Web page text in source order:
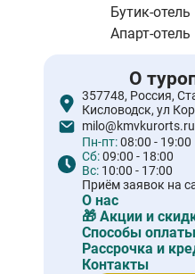
Бутик-отель
Апарт-отель
О
357748, Россия,
Кисловодск, ул
milo@kmvkurorts.ru
Пн-пт:08:00 - 19:00
Сб:09:00 - 18:00
Вс: 10:00 - 17:00
Приём заявок на
О нас
🎁 Акции и
Способы оплаты
Рассрочка и
Контакты